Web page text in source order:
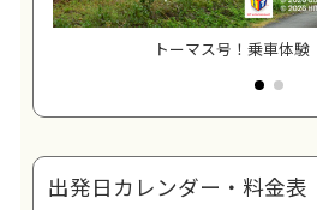
トーマス号！乗車体験
出発日カレンダー・料金表